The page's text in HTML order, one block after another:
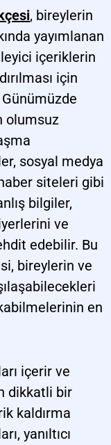
, bireylerin
yayımlanan
içeriklerin
için
olumsuz
sosyal medya
siteleri gibi
bilgiler,
ve
edebilir. Bu
bireylerin ve
en
içerir ve
dikkatli bir
kaldırma
yanıltıcı